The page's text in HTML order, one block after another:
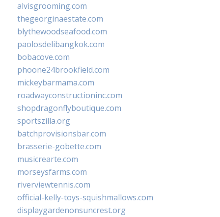
alvisgrooming.com
thegeorginaestate.com
blythewoodseafood.com
paolosdelibangkok.com
bobacove.com
phoone24brookfield.com
mickeybarmama.com
roadwayconstructioninc.com
shopdragonflyboutique.com
sportszilla.org
batchprovisionsbar.com
brasserie-gobette.com
musicrearte.com
morseysfarms.com
riverviewtennis.com
official-kelly-toys-squishmallows.com
displaygardenonsuncrest.org